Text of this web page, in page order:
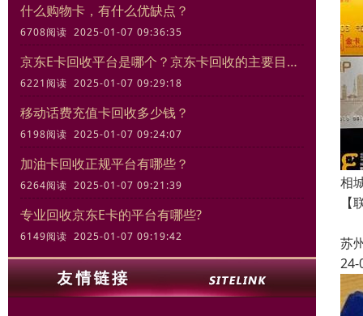
什么购物卡，有什么优缺点？
6708阅读 2025-01-07 09:36:35
京东E卡回收平台是哪个？京东卡回收的主要目的和意义
6221阅读 2025-01-07 09:29:18
移动话费充值卡回收多少钱？
6198阅读 2025-01-07 09:24:07
加油卡回收正规平台有哪些？
6264阅读 2025-01-07 09:21:39
专业回收京东E卡的平台有哪些?
6149阅读 2025-01-07 09:19:42
相
苏
24-